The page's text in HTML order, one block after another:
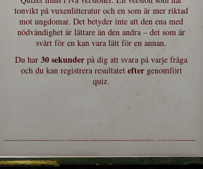
tonvikt på vuxenlitteratur och en som är mer riktad
mot ungdomar. Det betyder inte att den ena med
nödvändighet är lättare än den andra – det som är
svårt för en kan vara lätt för en annan.
Du har 30 sekunder på dig att svara på varje fråga
och du kan registrera resultatet eftergenomfört
quiz.